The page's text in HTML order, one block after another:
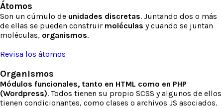
Átomos
Son un cúmulo de unidades discretas. Juntando dos o más
de ellas se pueden construir moléculas y cuando se juntan
moléculas, organismos.
Revisa los átomos
Organismos
Módulos funcionales, tanto en HTML como en PHP
(Wordpress). Todos tienen su propio SCSS y algunos de ellos
tienen condicionantes, como clases o archivos JS asociados.